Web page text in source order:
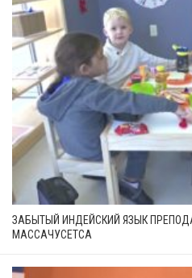
ЗАБЫТЫЙ ИНДЕЙСКИЙ ЯЗЫК
МАССАЧУСЕТСА